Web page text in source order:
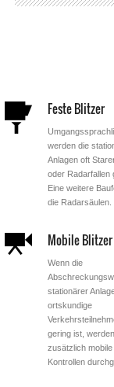
Feste Blitzer
werden die
Anlagen oft
oder Radarfallen
Eine weitere
die Radarsäulen.
Mobile Blitzer
Wenn die
stationärer
ortskundige
gering ist, werden
zusätzlich mobile
Kontrollen